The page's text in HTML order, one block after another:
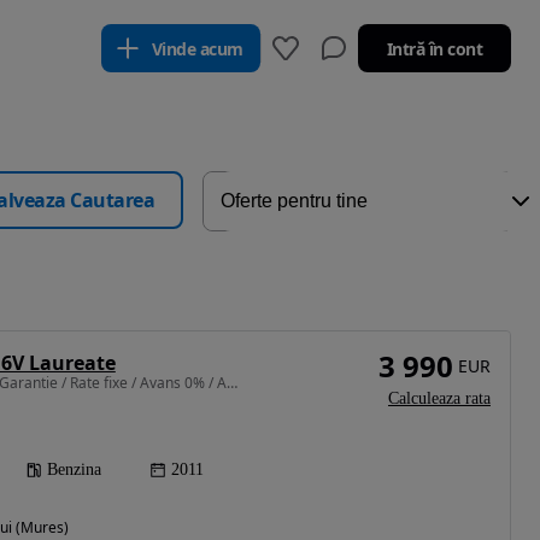
Vinde acum Intră în cont
Cautarea
Laureate
1149 cm3 • 75 CP • 1 An Garantie / Rate fixe / Avans 0% / Aprobare pe loc / Doar cu Bulet
Benzina 2011
(Mures)
3 990 EUR
Calculeaza rata